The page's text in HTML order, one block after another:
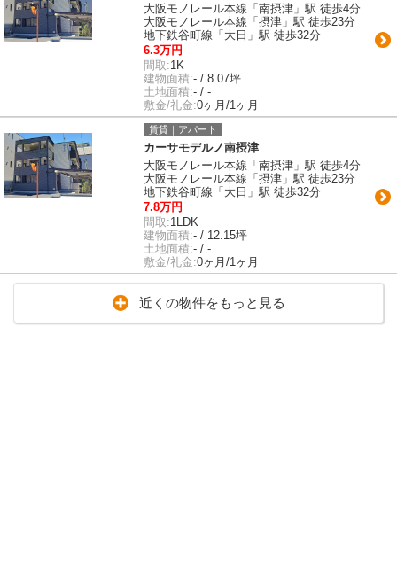
大阪モノレール本線「南摂津」駅 徒歩4分
大阪モノレール本線「摂津」駅 徒歩23分
地下鉄谷町線「大日」駅 徒歩32分
6.3万円
間取:1K
建物面積:- / 8.07坪
土地面積:- / -
敷金/礼金:0ヶ月/1ヶ月
賃貸｜アパート
カーサモデルノ南摂津
大阪モノレール本線「南摂津」駅 徒歩4分
大阪モノレール本線「摂津」駅 徒歩23分
地下鉄谷町線「大日」駅 徒歩32分
7.8万円
間取:1LDK
建物面積:- / 12.15坪
土地面積:- / -
敷金/礼金:0ヶ月/1ヶ月
近くの物件をもっと見る